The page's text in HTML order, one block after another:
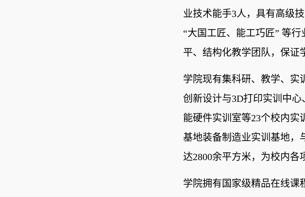
业技术能手3人，具有高级
“大国工匠、能工巧匠” 等
平、结构化教学团队，保证
学院现有集科研、教学、实
创新设计与3D打印实训中
能硬件实训室等23个校内实
基地装备制造业实训基地，
达2800余平方米，为校内各
学院拥有 国家级精品在线课